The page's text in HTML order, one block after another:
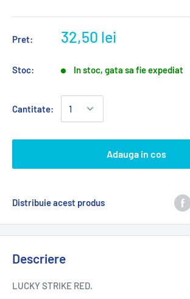
Pret: 32,50 lei
Stoc: In stoc, gata sa fie expediat
Cantitate:
Adauga in cos
Distribuie acest produs
Descriere
LUCKY STRIKE RED.